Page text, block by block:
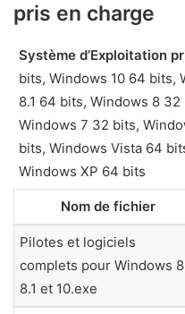
pris en charge
Système d’Exploitation
bits, Windows 10 64 bits,
8.1 64 bits, Windows 8
Windows 7 32 bits,
bits, Windows Vista 64
Windows XP 64 bits
Nom de fichier
Pilotes et logiciels
complets pour Windows 8
8.1 et 10.exe